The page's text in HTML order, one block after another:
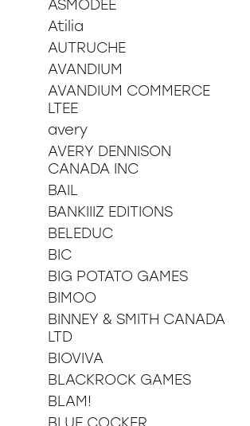
36 pièces
49 pièces
54 pièces
150 pièces xxl
200 pièces xxl
250 pièces
300 pièces xxl
ASMODEE
Atilia
AUTRUCHE
AVANDIUM
AVANDIUM COMMERCE
LTEE
avery
AVERY DENNISON
CANADA INC
BAIL
BANKIIIZ EDITIONS
BELEDUC
BIC
BIG POTATO GAMES
BIMOO
BINNEY & SMITH CANADA
LTD
BIOVIVA
BLACKROCK GAMES
BLAM!